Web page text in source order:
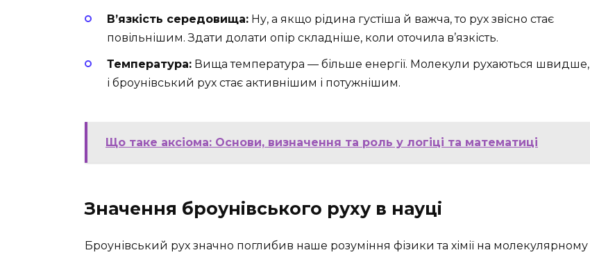
В’язкість середовища: Ну, а якщо рідина густіша й важча, то рух звісно стає
повільнішим. Здати долати опір складніше, коли оточила в’язкість.
Температура: Вища температура — більше енергії. Молекули рухаються швидше,
і броунівський рух стає активнішим і потужнішим.
Що таке аксіома: Основи, визначення та роль у логіці та математиці
Значення броунівського руху в науці
Броунівський рух значно поглибив наше розуміння фізики та хімії на молекулярному